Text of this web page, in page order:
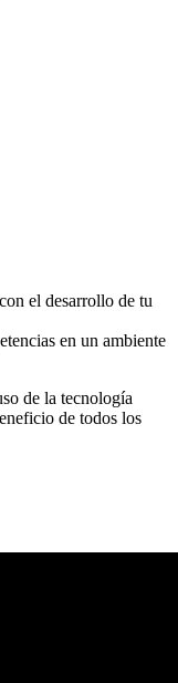
el desarrollo de tu
en un ambiente
de la tecnología
de todos los